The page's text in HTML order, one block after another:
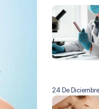
24 De